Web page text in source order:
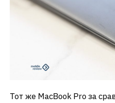
Тот же MacBook Pro за